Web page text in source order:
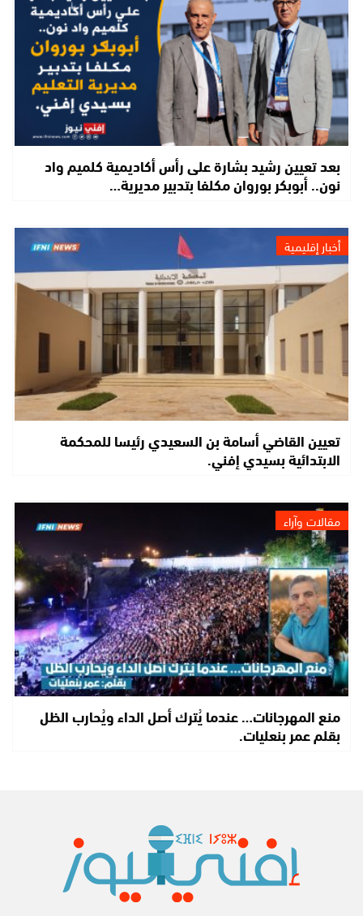
بعد تعيين رشيد بشارة على رأس أكاديمية كلميم واد
نون.. أبوبكر بوروان مكلفا بتدبير مديرية…
أخبار إقليمية
تعيين القاضي أسامة بن السعيدي رئيسا للمحكمة
الابتدائية بسيدي إفني.
مقالات وآراء
منع المهرجانات… عندما يُترك أصل الداء ويُحارب الظل
بقلم عمر بنعليات.